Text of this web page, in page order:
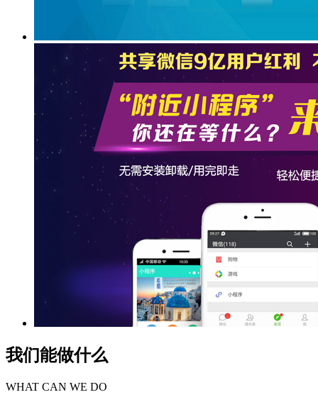
我们能做什么
WHAT CAN WE DO